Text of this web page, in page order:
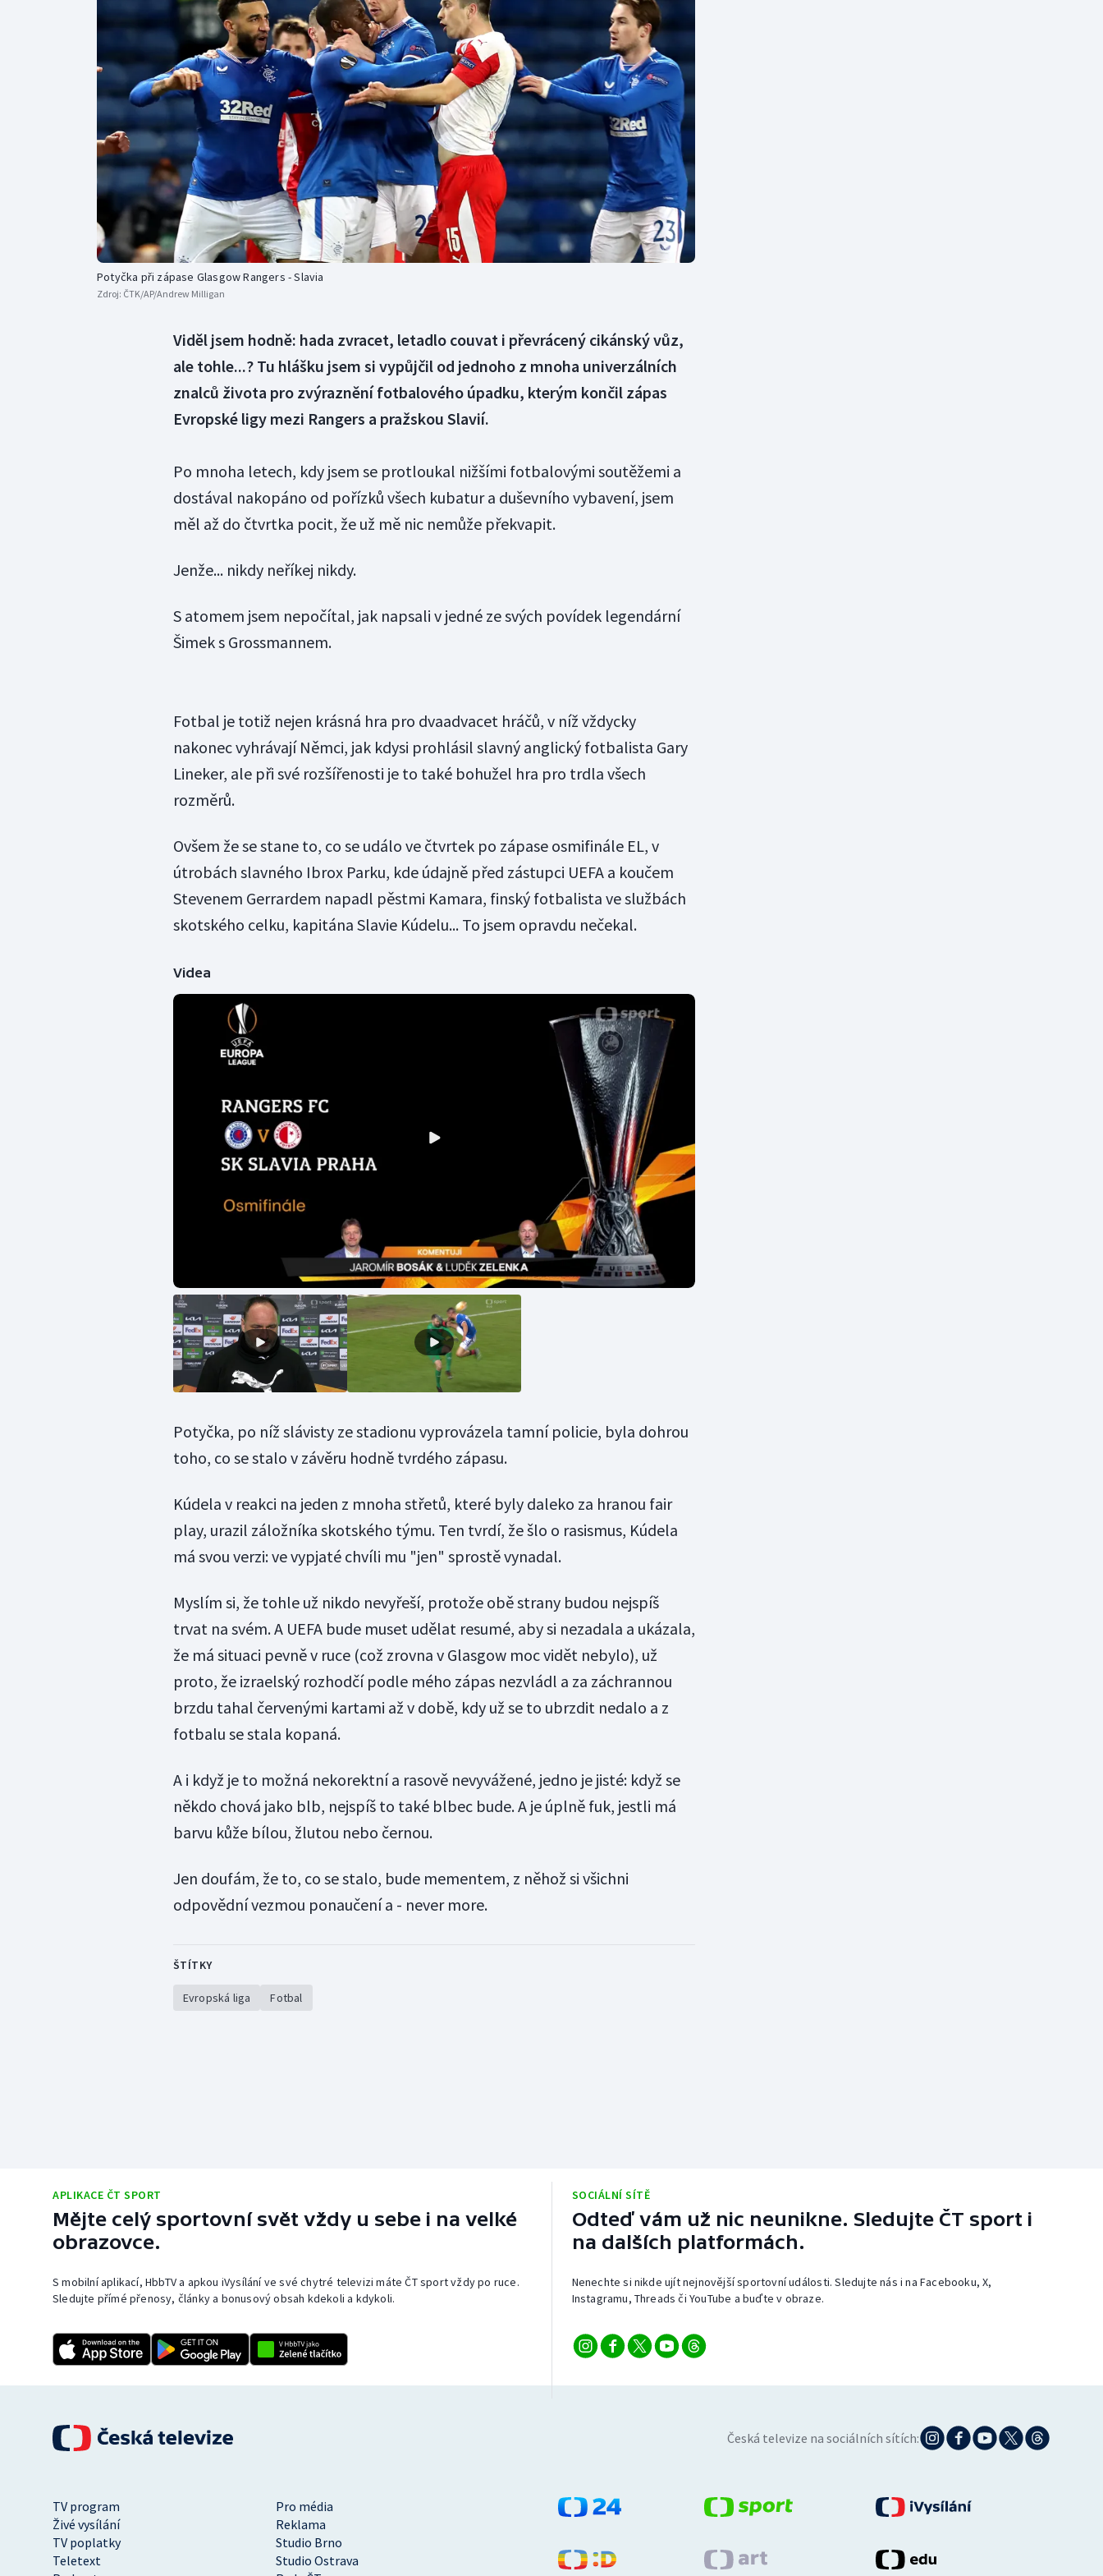
Curling
Dostihy
Florbal
Futsal
Golf
Gymnastika
Moderní pětiboj
Motorsport
Olympijské hry
Parasport
Plavání
Plážový volejbal
Triatlon
Veslování
Vodní slalom
Volejbal
Ostatní
Potyčka při zápase Glasgow Rangers - Slavia
Zdroj: ČTK/AP/Andrew Milligan
Viděl jsem hodně: hada zvracet, letadlo couvat i převrácený cikánský vůz,
ale tohle...? Tu hlášku jsem si vypůjčil od jednoho z mnoha univerzálních
znalců života pro zvýraznění fotbalového úpadku, kterým končil zápas
Evropské ligy mezi Rangers a pražskou Slavií.
Po mnoha letech, kdy jsem se protloukal nižšími fotbalovými soutěžemi a
dostával nakopáno od pořízků všech kubatur a duševního vybavení, jsem
měl až do čtvrtka pocit, že už mě nic nemůže překvapit.
Jenže... nikdy neříkej nikdy.
S atomem jsem nepočítal, jak napsali v jedné ze svých povídek legendární
Šimek s Grossmannem.
Fotbal je totiž nejen krásná hra pro dvaadvacet hráčů, v níž vždycky
nakonec vyhrávají Němci, jak kdysi prohlásil slavný anglický fotbalista Gary
Lineker, ale při své rozšířenosti je to také bohužel hra pro trdla všech
rozměrů.
Ovšem že se stane to, co se událo ve čtvrtek po zápase osmifinále EL, v
útrobách slavného Ibrox Parku, kde údajně před zástupci UEFA a koučem
Stevenem Gerrardem napadl pěstmi Kamara, finský fotbalista ve službách
skotského celku, kapitána Slavie Kúdelu... To jsem opravdu nečekal.
Videa
Potyčka, po níž slávisty ze stadionu vyprovázela tamní policie, byla dohrou
toho, co se stalo v závěru hodně tvrdého zápasu.
Kúdela v reakci na jeden z mnoha střetů, které byly daleko za hranou fair
play, urazil záložníka skotského týmu. Ten tvrdí, že šlo o rasismus, Kúdela
má svou verzi: ve vypjaté chvíli mu "jen" sprostě vynadal.
Myslím si, že tohle už nikdo nevyřeší, protože obě strany budou nejspíš
trvat na svém. A UEFA bude muset udělat resumé, aby si nezadala a ukázala,
že má situaci pevně v ruce (což zrovna v Glasgow moc vidět nebylo), už
proto, že izraelský rozhodčí podle mého zápas nezvládl a za záchrannou
brzdu tahal červenými kartami až v době, kdy už se to ubrzdit nedalo a z
fotbalu se stala kopaná.
A i když je to možná nekorektní a rasově nevyvážené, jedno je jisté: když se
někdo chová jako blb, nejspíš to také blbec bude. A je úplně fuk, jestli má
barvu kůže bílou, žlutou nebo černou.
Jen doufám, že to, co se stalo, bude mementem, z něhož si všichni
odpovědní vezmou ponaučení a - never more.
ŠTÍTKY
Evropská liga Fotbal
APLIKACE ČT SPORT
Mějte celý sportovní svět vždy u sebe i na velké
obrazovce.
S mobilní aplikací, HbbTV a apkou iVysílání ve své chytré televizi máte ČT sport vždy po ruce.
Sledujte přímé přenosy, články a bonusový obsah kdekoli a kdykoli.
SOCIÁLNÍ SÍTĚ
Odteď vám už nic neunikne. Sledujte ČT sport i
na dalších platformách.
Nenechte si nikde ujít nejnovější sportovní události. Sledujte nás i na Facebooku, X,
Instagramu, Threads či YouTube a buďte v obraze.
Česká televize na sociálních sítích:
TV program
Pro média
Živé vysílání
Reklama
TV poplatky
Studio Brno
Teletext
Studio Ostrava